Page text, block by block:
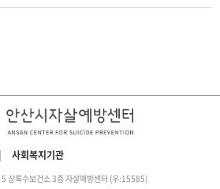
| 사회복지기관
5 상록수보건소 3층 자살예방센터 (우:15585)